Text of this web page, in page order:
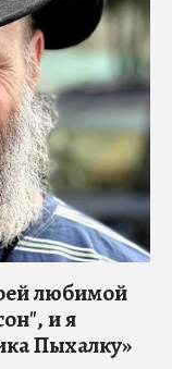
любимой
и я
Пыхалку»